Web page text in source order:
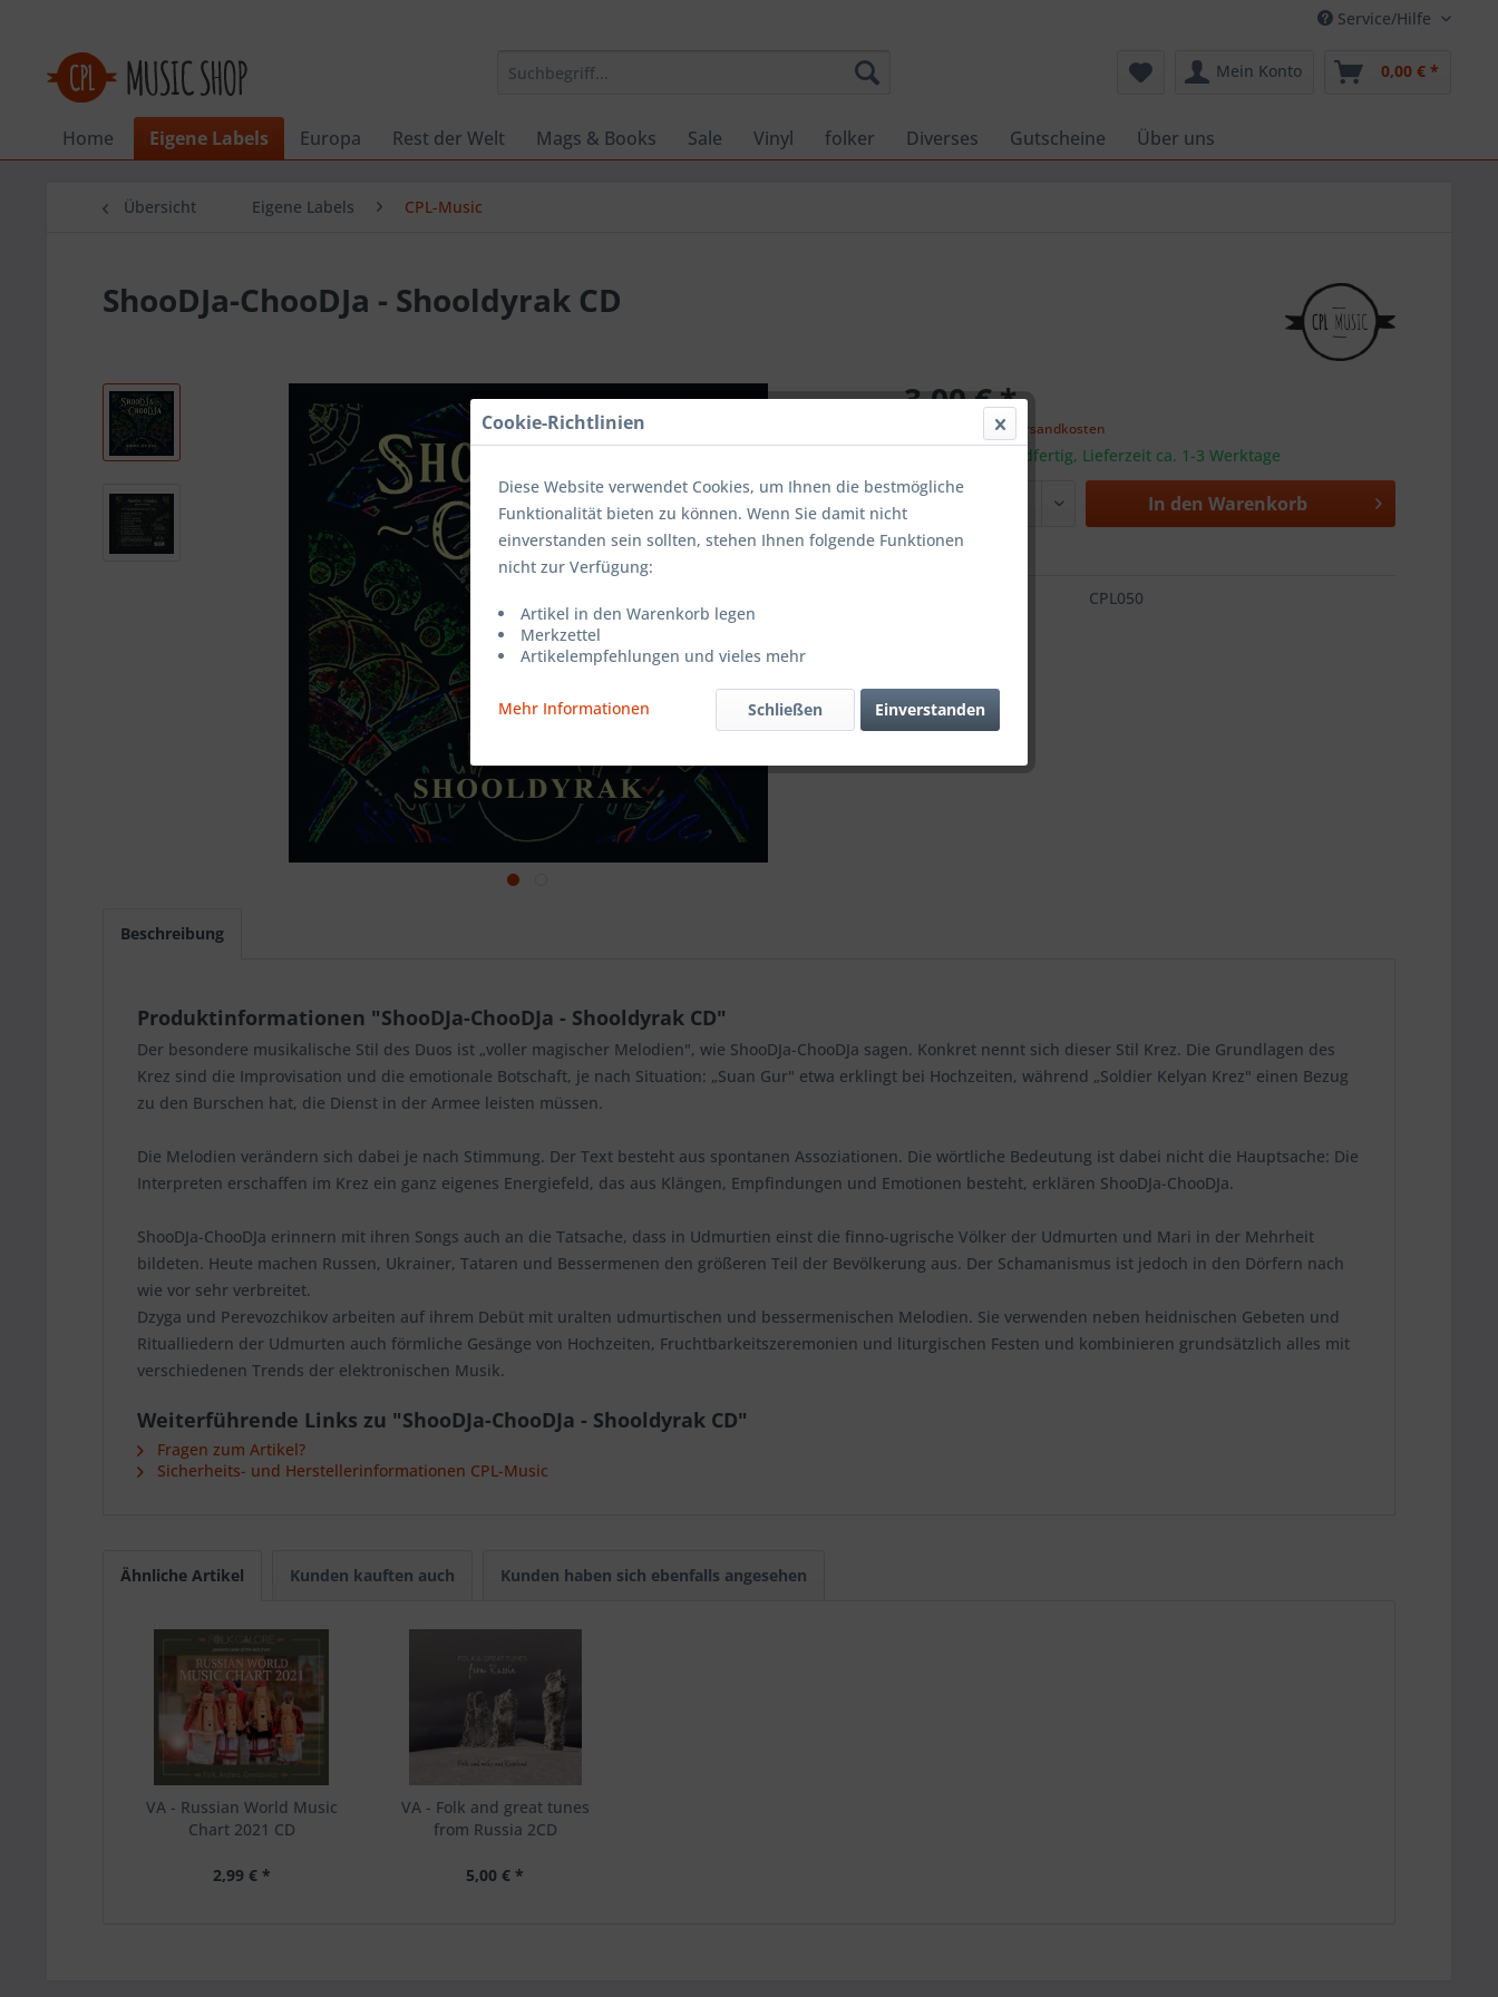
Service/Hilfe
Mein Konto 0,00 € *
Home Eigene Labels Europa Rest der Welt Mags & Books Sale Vinyl folker Diverses Gutscheine Über uns
Übersicht Eigene Labels CPL-Music
ShooDJa-ChooDJa - Shooldyrak CD
3,00 € *
zzgl. Versandkosten
Sofort versandfertig, Lieferzeit ca. 1-3 Werktage
In den Warenkorb
Merken
CPL050
Beschreibung
Produktinformationen "ShooDJa-ChooDJa - Shooldyrak CD"
Der besondere musikalische Stil des Duos ist „voller magischer Melodien", wie ShooDJa-ChooDJa sagen. Konkret nennt sich dieser Stil Krez. Die Grundlagen des
Krez sind die Improvisation und die emotionale Botschaft, je nach Situation: „Suan Gur" etwa erklingt bei Hochzeiten, während „Soldier Kelyan Krez" einen Bezug
zu den Burschen hat, die Dienst in der Armee leisten müssen.
Die Melodien verändern sich dabei je nach Stimmung. Der Text besteht aus spontanen Assoziationen. Die wörtliche Bedeutung ist dabei nicht die Hauptsache: Die
Interpreten erschaffen im Krez ein ganz eigenes Energiefeld, das aus Klängen, Empfindungen und Emotionen besteht, erklären ShooDJa-ChooDJa.
ShooDJa-ChooDJa erinnern mit ihren Songs auch an die Tatsache, dass in Udmurtien einst die finno-ugrische Völker der Udmurten und Mari in der Mehrheit
bildeten. Heute machen Russen, Ukrainer, Tataren und Bessermenen den größeren Teil der Bevölkerung aus. Der Schamanismus ist jedoch in den Dörfern nach
wie vor sehr verbreitet.
Dzyga und Perevozchikov arbeiten auf ihrem Debüt mit uralten udmurtischen und bessermenischen Melodien. Sie verwenden neben heidnischen Gebeten und
Ritualliedern der Udmurten auch förmliche Gesänge von Hochzeiten, Fruchtbarkeitszeremonien und liturgischen Festen und kombinieren grundsätzlich alles mit
verschiedenen Trends der elektronischen Musik.
Weiterführende Links zu "ShooDJa-ChooDJa - Shooldyrak CD"
Fragen zum Artikel?
Sicherheits- und Herstellerinformationen CPL-Music
Ähnliche Artikel Kunden kauften auch Kunden haben sich ebenfalls angesehen
VA - Russian World Music
Chart 2021 CD
2,99 € *
VA - Folk and great tunes
from Russia 2CD
5,00 € *
Cookie-Richtlinien
Diese Website verwendet Cookies, um Ihnen die bestmögliche
Funktionalität bieten zu können. Wenn Sie damit nicht
einverstanden sein sollten, stehen Ihnen folgende Funktionen
nicht zur Verfügung:
Artikel in den Warenkorb legen
Merkzettel
Artikelempfehlungen und vieles mehr
Mehr Informationen Einverstanden
Schließen